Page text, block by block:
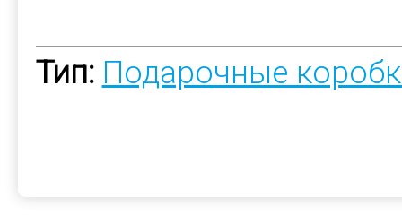
Тип: Подарочные